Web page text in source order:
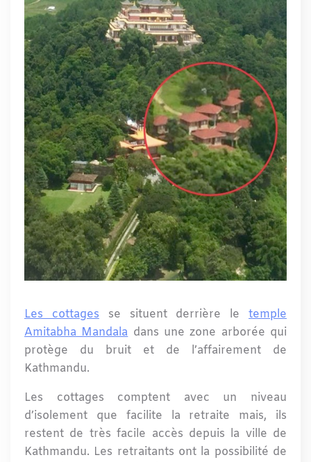
Les cottagesse situent derrière letemple
Amitabha Mandaladans une zone arborée qui
protège du bruit et de l’affairement de
Kathmandu.
Les cottages comptent avec un niveau
d’isolement que facilite la retraite mais, ils
restent de très facile accès depuis la ville de
Kathmandu. Les retraitants ont la possibilité de